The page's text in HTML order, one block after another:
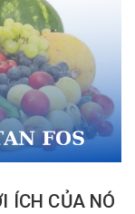
ÍCH CỦA NÓ